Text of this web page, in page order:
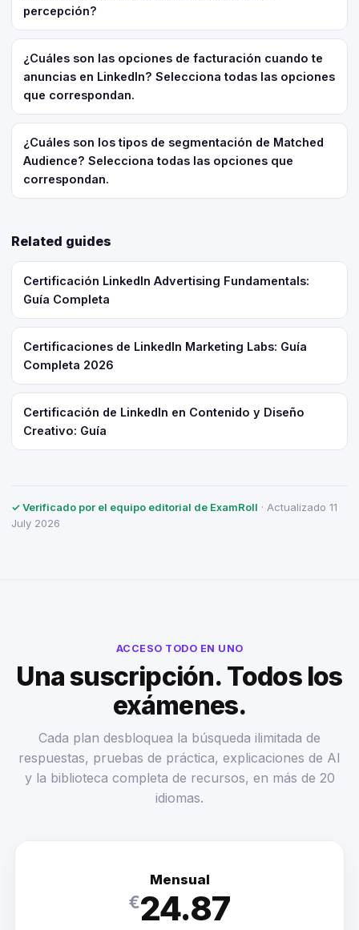
percepción?
¿Cuáles son las opciones de facturación cuando te
anuncias en LinkedIn? Selecciona todas las opciones
que correspondan.
¿Cuáles son los tipos de segmentación de Matched
Audience? Selecciona todas las opciones que
correspondan.
Related guides
Certificación LinkedIn Advertising Fundamentals:
Guía Completa
Certificaciones de LinkedIn Marketing Labs: Guía
Completa 2026
Certificación de LinkedIn en Contenido y Diseño
Creativo: Guía
✓ Verificado por el equipo editorial de ExamRoll · Actualizado 11
July 2026
ACCESO TODO EN UNO
Una suscripción. Todos los
exámenes.
Cada plan desbloquea la búsqueda ilimitada de
respuestas, pruebas de práctica, explicaciones de AI
y la biblioteca completa de recursos, en más de 20
idiomas.
Mensual
€24.87